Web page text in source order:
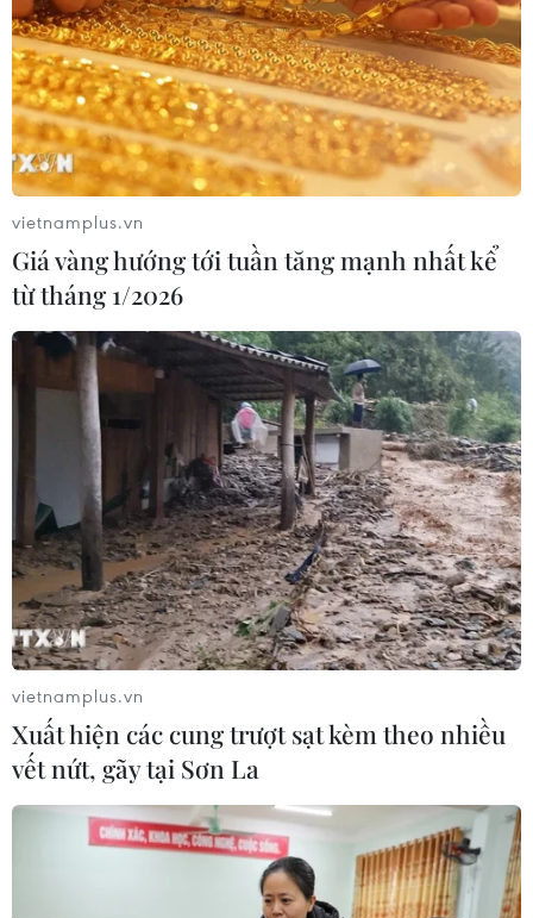
nhất kể từ tháng 1/2026
07/08/2026 08:14
Hạn hán nghiêm trọng đe dọa "huyết
mạch" kinh tế châu Âu
Để trái sầu riêng đáp ứng yêu cầu
xuất khẩu bền vững
07/08/2026 07:34
Tây Ninh thúc đẩy bình dân học vụ
số, tạo động lực phát triển kinh tế số
07/08/2026 07:17
Luật Phát triển đô thị góp phần thể
chế hóa đổi mới mô hình phát triển
07/08/2026 06:55
Thu hồi 89 ha đất đấu giá chọn nhà
đầu tư công trình thành phố cảng
vietnamplus.vn
Giá vàng hướng tới tuần tăng mạnh nhất kể
từ tháng 1/2026
vietnamplus.vn
Xuất hiện các cung trượt sạt kèm theo nhiều
vết nứt, gãy tại Sơn La